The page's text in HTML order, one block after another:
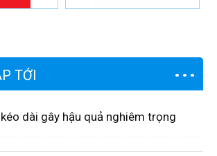
TỚI
dài gây hậu quả nghiêm trọng